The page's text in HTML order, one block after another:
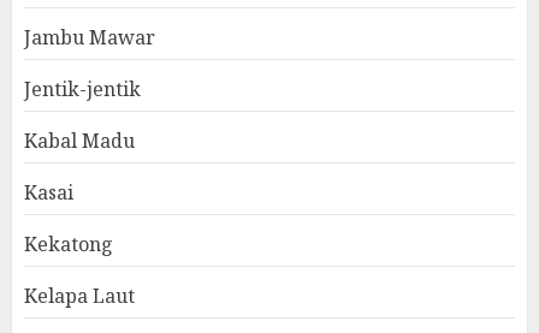
Jambu Mawar
Jentik-jentik
Kabal Madu
Kasai
Kekatong
Kelapa Laut